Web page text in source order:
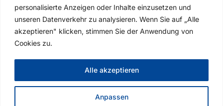
personalisierte Anzeigen oder Inhalte einzusetzen und
unseren Datenverkehr zu analysieren. Wenn Sie auf „Alle
akzeptieren" klicken, stimmen Sie der Anwendung von
Cookies zu.
Anpassen
Alle akzeptieren
Der Münchner Rennverein e.V. versendet Newsletter per E-Mail, mit welchen wir
Sie über aktuelle Veranstaltugen und News informieren. Durch Klick auf „Jetzt
abonnieren“ willigen Sie entsprechend unserer
Anmelden